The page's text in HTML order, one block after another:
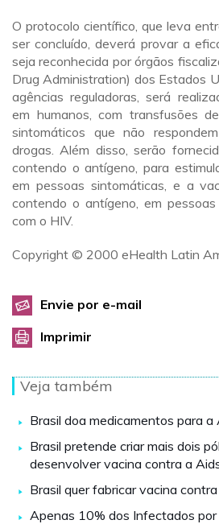
O protocolo científico, que leva
ser concluído, deverá provar a
seja reconhecida por órgãos
Drug Administration) dos Estados
agências reguladoras, será
em humanos, com transfusões
sintomáticos que não
drogas. Além disso, serão
contendo o antígeno, para
em pessoas sintomáticas, e a
contendo o antígeno, em
com o HIV.
Copyright © 2000 eHealth Latin
Envie por e-mail
Imprimir
Veja também
Brasil doa medicamentos para a
Brasil pretende criar mais dois
desenvolver vacina contra a
Brasil quer fabricar vacina
Apenas 10% dos Infectados